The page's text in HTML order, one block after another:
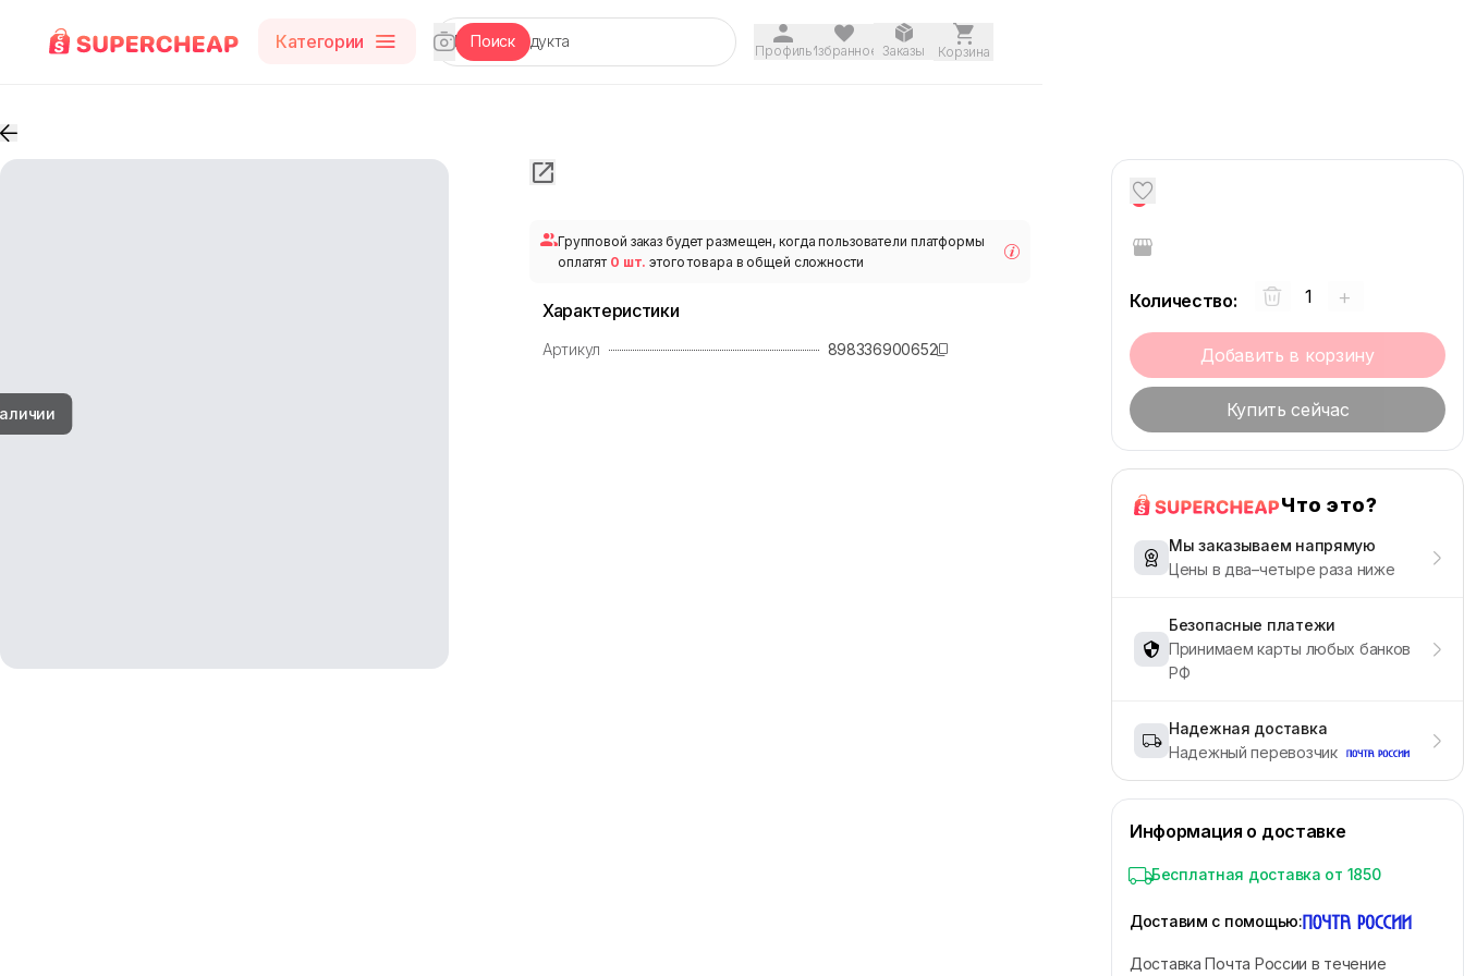
Категории Поиск ПрофильИзбранное Заказы Корзина
Групповой заказ будет размещен, когда пользователи платформы
оплатят 0 шт. этого товара в общей сложности
Характеристики
Артикул 898336900652
0
Количество: +
Добавить в корзину
Купить сейчас
Что это?
Мы заказываем напрямую
Цены в два–четыре раза ниже
Безопасные платежи
Принимаем карты любых банков
РФ
Надежная доставка
Надежный перевозчик
Информация о доставке
Бесплатная доставка от 1850
Доставим с помощью:
Доставка Почта России в течение